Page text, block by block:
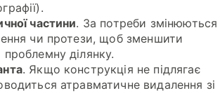
частини. За потреби змінюються
чи протези, щоб зменшити
ділянку.
. Якщо конструкція не підлягає
атравматичне видалення зі